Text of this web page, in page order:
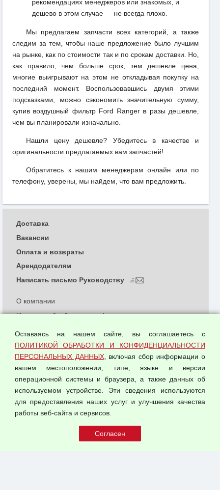
рекомендациях менеджеров или знакомых, и
дешево в этом случае — не всегда плохо.
Мы предлагаем запчасти всех категорий, а также
следим за тем, чтобы наше предложение было лучшим
на рынке, как по стоимости так и по срокам доставки. Но,
как правило, чем больше срок, тем дешевле цена,
многие выигрывают на этом не откладывая покупку на
последний момент. Воспользовавшись двумя этими
подсказками, можно сэкономить значительную сумму,
купив воздушный фильтр Ford Ranger в разы дешевле,
чем вы планировали изначально.
Нашли цену дешевле? Убедитесь в качестве и
оригинальности предлагаемых вам запчастей!
Обратитесь к нашим менеджерам онлайн или по
телефону, уверены, мы найдем, что вам предложить.
© 2026 ООО "Феникс"
О компании
Политика обработки и конфиденциальности
Согласием на обработку персональных данных
Оферта оптовой купли-продажи
Публичная оферта
Доставка
Вакансии
Оплата и возвраты
Арендодателям
Написать письмо Руководству
Оставаясь на нашем сайте, вы соглашаетесь с
ПОЛИТИКОЙ ОБРАБОТКИ И КОНФИДЕНЦИАЛЬНОСТИ
ПЕРСОНАЛЬНЫХ ДАННЫХ, включая сбор информации о
вашем местоположении, типе, языке и версии
операционной системы и браузера, а также данных об
используемом устройстве. Эти сведения используются
для предоставления наших услуг и улучшения качества
работы веб-сайта и сервисов.